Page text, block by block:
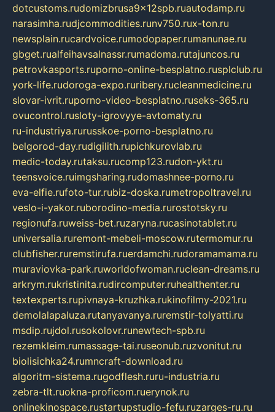
dotcustoms.rudomizbrusa9x12spb.ruautodamp.ru
narasimha.rudjcommodities.runv750.rux-ton.ru
newsplain.rucardvoice.rumodopaper.rumanunae.ru
gbget.rualfeihavsalnassr.rumadoma.rutajuncos.ru
petrovkasports.ruporno-online-besplatno.rusplclub.ru
york-life.rudoroga-expo.ruribery.rucleanmedicine.ru
slovar-ivrit.ruporno-video-besplatno.ruseks-365.ru
ovucontrol.rusloty-igrovyye-avtomaty.ru
ru-industriya.rurusskoe-porno-besplatno.ru
belgorod-day.rudigilith.rupichkurovlab.ru
medic-today.rutaksu.rucomp123.rudon-ykt.ru
teensvoice.ruimgsharing.rudomashnee-porno.ru
eva-elfie.rufoto-tur.rubiz-doska.rumetropoltravel.ru
veslo-i-yakor.ruborodino-media.rurostotsky.ru
regionufa.ruweiss-bet.ruzaryna.rucasinotablet.ru
universalia.ruremont-mebeli-moscow.rutermomur.ru
clubfisher.ruremstirufa.ruerdamchi.rudoramamama.ru
muraviovka-park.ruworldofwoman.ruclean-dreams.ru
arkrym.rukristinita.rudircomputer.ruhealthenter.ru
textexperts.rupivnaya-kruzhka.rukinofilmy-2021.ru
demolalapaluza.rutanyavanya.ruremstir-tolyatti.ru
msdip.rujdol.rusokolovr.runewtech-spb.ru
rezemkleim.rumassage-tai.ruseonub.ruzvonitut.ru
biolisichka24.rumncraft-download.ru
algoritm-sistema.rugodflesh.ruru-industria.ru
zebra-tlt.ruokna-proficom.ruerynok.ru
onlinekinospace.rustartupstudio-fefu.ruzarges-ru.ru